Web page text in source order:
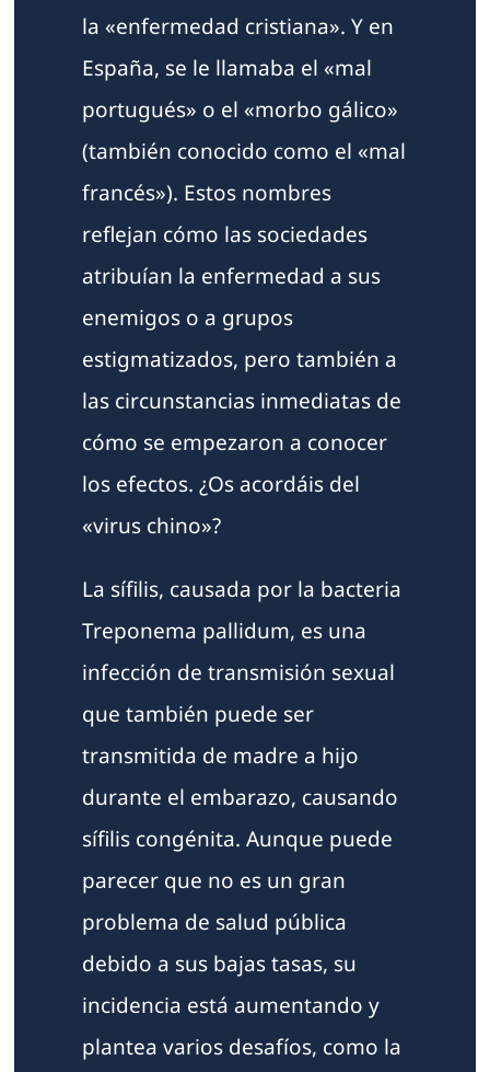
la «enfermedad cristiana». Y en
España, se le llamaba el «mal
portugués» o el «morbo gálico»
(también conocido como el «mal
francés»). Estos nombres
reflejan cómo las sociedades
atribuían la enfermedad a sus
enemigos o a grupos
estigmatizados, pero también a
las circunstancias inmediatas de
cómo se empezaron a conocer
los efectos. ¿Os acordáis del
«virus chino»?
La sífilis, causada por la bacteria
Treponema pallidum, es una
infección de transmisión sexual
que también puede ser
transmitida de madre a hijo
durante el embarazo, causando
sífilis congénita. Aunque puede
parecer que no es un gran
problema de salud pública
debido a sus bajas tasas, su
incidencia está aumentando y
plantea varios desafíos, como la